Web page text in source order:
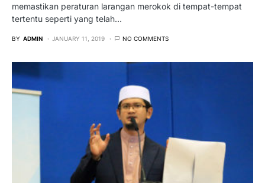
memastikan peraturan larangan merokok di tempat-tempat
tertentu seperti yang telah…
BY ADMIN JANUARY 11, 2019 NO COMMENTS